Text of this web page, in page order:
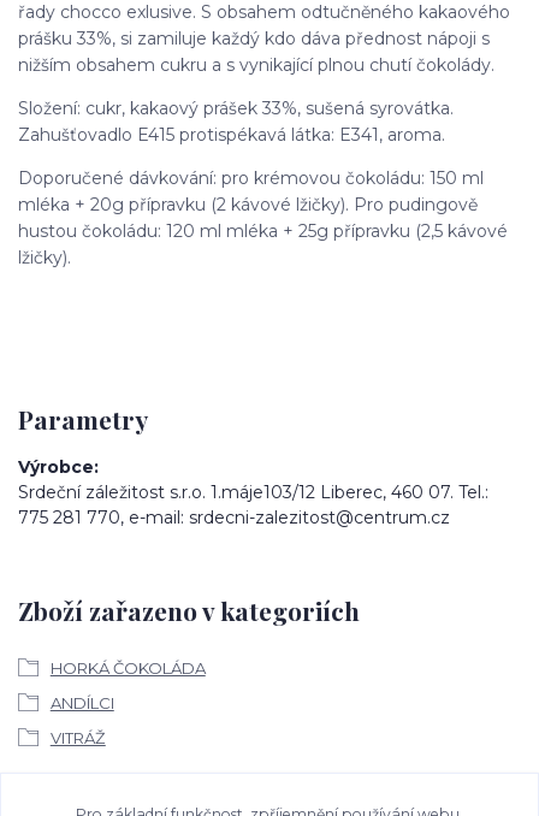
řady chocco exlusive. S obsahem odtučněného kakaového
prášku 33%, si zamiluje každý kdo dáva přednost nápoji s
nižším obsahem cukru a s vynikající plnou chutí čokolády.
Složení: cukr, kakaový prášek 33%, sušená syrovátka.
Zahušťovadlo E415 protispékavá látka: E341, aroma.
Doporučené dávkování: pro krémovou čokoládu: 150 ml
mléka + 20g přípravku (2 kávové lžičky). Pro pudingově
hustou čokoládu: 120 ml mléka + 25g přípravku (2,5 kávové
lžičky).
Parametry
Výrobce
Srdeční záležitost s.r.o. 1.máje103/12 Liberec, 460 07. Tel.:
775 281 770, e-mail: srdecni-zalezitost@centrum.cz
Zboží zařazeno v kategoriích
HORKÁ ČOKOLÁDA
ANDÍLCI
VITRÁŽ